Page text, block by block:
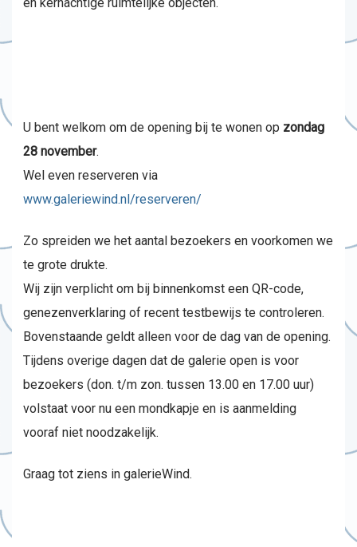
U bent welkom om de opening bij te wonen op zondag
28 november.
Wel even reserveren via
www.galeriewind.nl/reserveren/
Zo spreiden we het aantal bezoekers en voorkomen we
te grote drukte.
Wij zijn verplicht om bij binnenkomst een QR-code,
genezenverklaring of recent testbewijs te controleren.
Bovenstaande geldt alleen voor de dag van de opening.
Tijdens overige dagen dat de galerie open is voor
bezoekers (don. t/m zon. tussen 13.00 en 17.00 uur)
volstaat voor nu een mondkapje en is aanmelding
vooraf niet noodzakelijk.
Graag tot ziens in galerieWind.